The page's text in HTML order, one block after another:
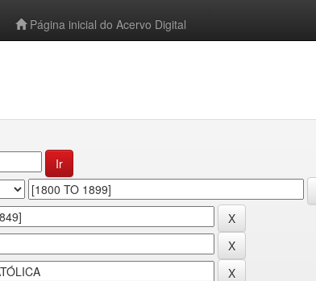
Página inicial do Acervo Digital